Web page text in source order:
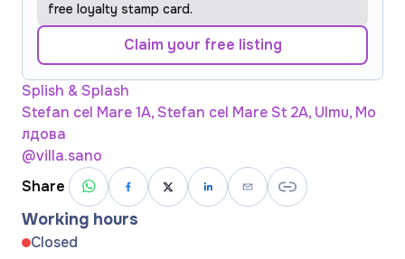
free loyalty stamp card.
Claim your free listing
Splish & Splash
Stefan cel Mare 1A, Stefan cel Mare St 2A, Ulmu, Мо
лдова
@villa.sano
Share
Working hours
Closed